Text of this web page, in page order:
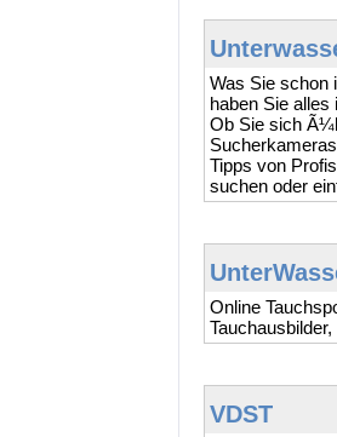
Was Sie schon
haben Sie
Ob Sie sich
Tipps von
suchen oder
Online
VDST